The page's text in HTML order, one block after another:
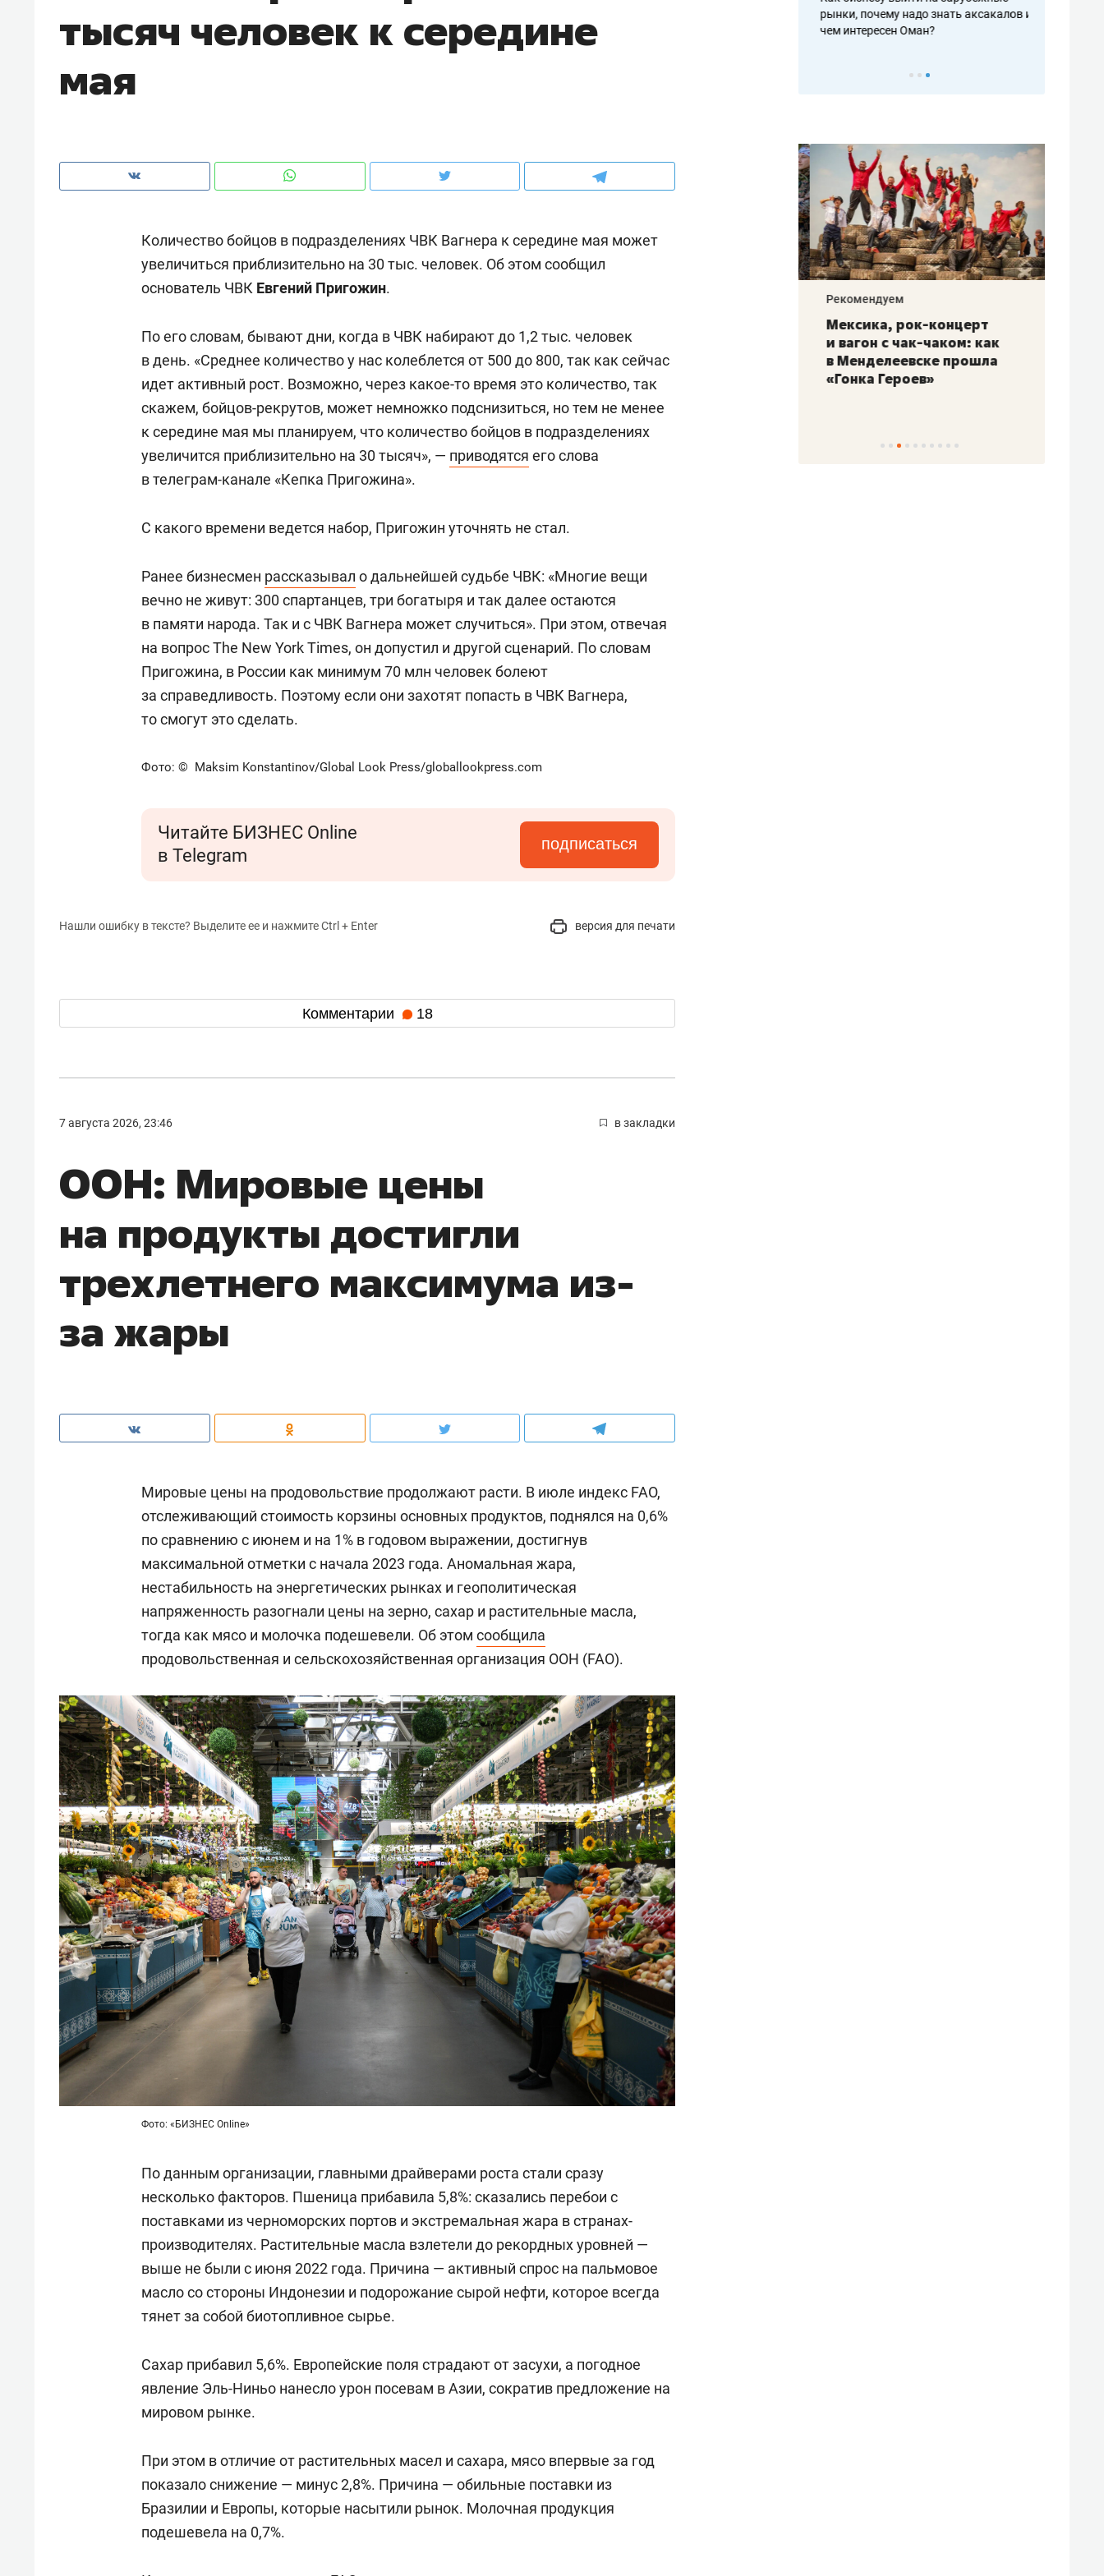
тысяч человек к середине
мая
Количество бойцов в подразделениях ЧВК Вагнера к середине мая может
увеличиться приблизительно на 30 тыс. человек. Об этом сообщил
основатель ЧВК Евгений Пригожин.
По его словам, бывают дни, когда в ЧВК набирают до 1,2 тыс. человек
в день. «Среднее количество у нас колеблется от 500 до 800, так как сейчас
идет активный рост. Возможно, через какое-то время это количество, так
скажем, бойцов-рекрутов, может немножко подснизиться, но тем не менее
к середине мая мы планируем, что количество бойцов в подразделениях
увеличится приблизительно на 30 тысяч», — приводятся его слова
в телеграм-канале «Кепка Пригожина».
С какого времени ведется набор, Пригожин уточнять не стал.
Ранее бизнесмен рассказывал о дальнейшей судьбе ЧВК: «Многие вещи
вечно не живут: 300 спартанцев, три богатыря и так далее остаются
в памяти народа. Так и с ЧВК Вагнера может случиться». При этом, отвечая
на вопрос The New York Times, он допустил и другой сценарий. По словам
Пригожина, в России как минимум 70 млн человек болеют
за справедливость. Поэтому если они захотят попасть в ЧВК Вагнера,
то смогут это сделать.
Фото: © Maksim Konstantinov/Global Look Press/globallookpress.com
Читайте БИЗНЕС Online
в Telegram
подписаться
Нашли ошибку в тексте? Выделите ее и нажмите Ctrl + Enter версия для печати
Комментарии 18
7 августа 2026, 23:46 в закладки
ООН: Мировые цены
на продукты достигли
трехлетнего максимума из-
за жары
Мировые цены на продовольствие продолжают расти. В июле индекс FAO,
отслеживающий стоимость корзины основных продуктов, поднялся на 0,6%
по сравнению с июнем и на 1% в годовом выражении, достигнув
максимальной отметки с начала 2023 года. Аномальная жара,
нестабильность на энергетических рынках и геополитическая
напряженность разогнали цены на зерно, сахар и растительные масла,
тогда как мясо и молочка подешевели. Об этом сообщила
продовольственная и сельскохозяйственная организация ООН (FAO).
Фото: «БИЗНЕС Online»
По данным организации, главными драйверами роста стали сразу
несколько факторов. Пшеница прибавила 5,8%: сказались перебои с
поставками из черноморских портов и экстремальная жара в странах-
производителях. Растительные масла взлетели до рекордных уровней —
выше не были с июня 2022 года. Причина — активный спрос на пальмовое
масло со стороны Индонезии и подорожание сырой нефти, которое всегда
тянет за собой биотопливное сырье.
Сахар прибавил 5,6%. Европейские поля страдают от засухи, а погодное
явление Эль-Ниньо нанесло урон посевам в Азии, сократив предложение на
мировом рынке.
При этом в отличие от растительных масел и сахара, мясо впервые за год
показало снижение — минус 2,8%. Причина — обильные поставки из
Бразилии и Европы, которые насытили рынок. Молочная продукция
подешевела на 0,7%.
чем интересен Оман?
клиентах и чудных запросах мастеров
рынки, почему надо знать аксакалов и
чем интересен Оман?
создают оазис жилого
комфорта под Казанью
Рекомендуем
ID вместо ключа: какой будет
безопасность в ЖК «Нова»
природе, работа
с ментальным и физическим
состоянием как основа
антихрупких команд
Рекомендуем
Мексика, рок-концерт
и вагон с чак-чаком: как
в Менделеевске прошла
«Гонка Героев»